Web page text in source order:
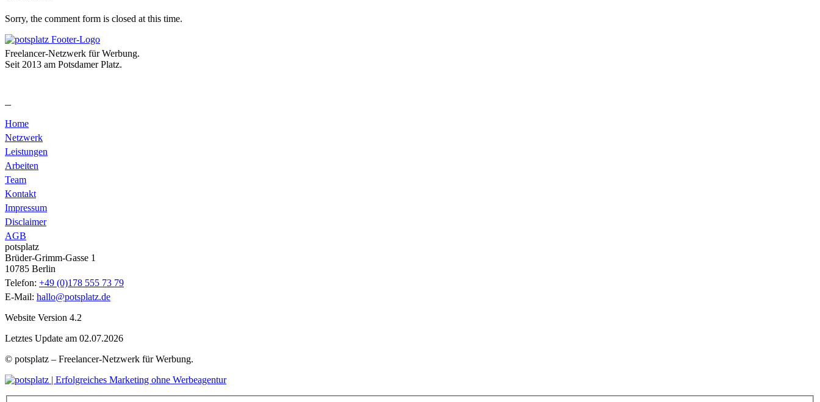
Sorry, the comment form is closed at this time.
Freelancer-Netzwerk für Werbung.
Seit 2013 am Potsdamer Platz.
Home
Netzwerk
Leistungen
Arbeiten
Team
Kontakt
Impressum
Disclaimer
AGB
potsplatz
Brüder-Grimm-Gasse 1
10785 Berlin
Telefon: +49 (0)178 555 73 79
E-Mail: hallo@potsplatz.de
Website Version 4.2
Letztes Update am 02.07.2026
© potsplatz – Freelancer-Netzwerk für Werbung.